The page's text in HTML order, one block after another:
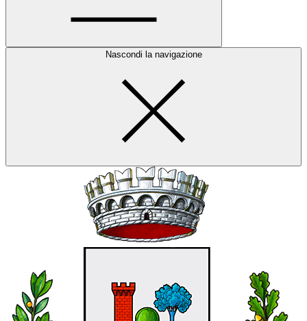
Nascondi la navigazione